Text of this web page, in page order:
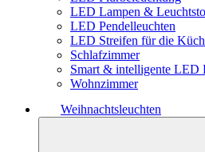
LED Lampen &
LED Pendelleuchten
LED Streifen für die
Schlafzimmer
Smart & intelligente LED
Wohnzimmer
Weihnachtsleuchten